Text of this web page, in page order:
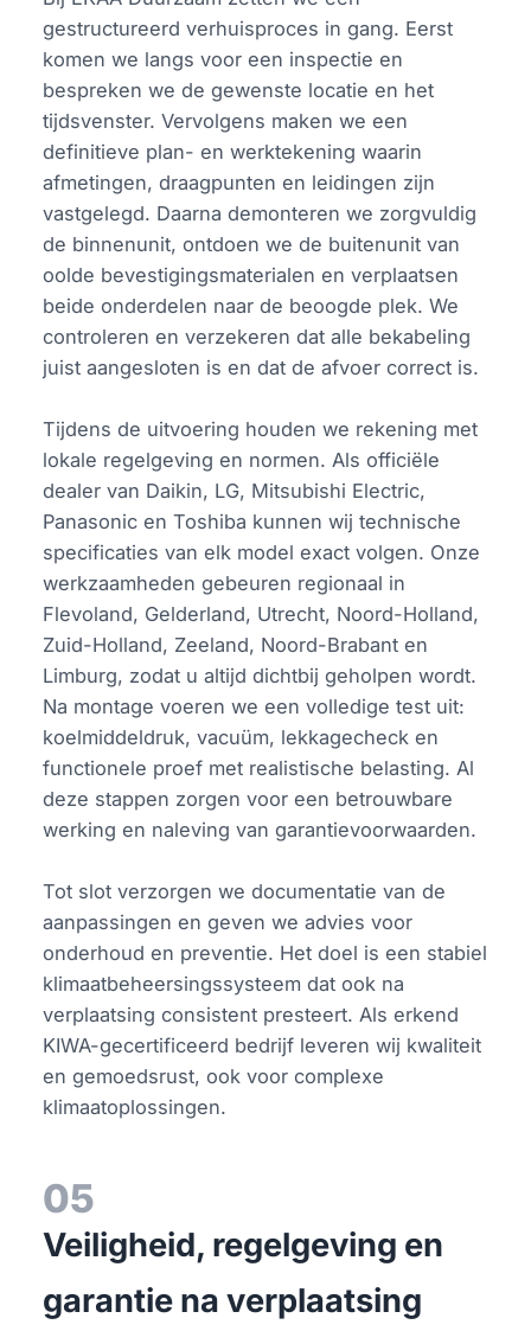
gestructureerd verhuisproces in gang. Eerst
komen we langs voor een inspectie en
bespreken we de gewenste locatie en het
tijdsvenster. Vervolgens maken we een
definitieve plan- en werktekening waarin
afmetingen, draagpunten en leidingen zijn
vastgelegd. Daarna demonteren we zorgvuldig
de binnenunit, ontdoen we de buitenunit van
oolde bevestigingsmaterialen en verplaatsen
beide onderdelen naar de beoogde plek. We
controleren en verzekeren dat alle bekabeling
juist aangesloten is en dat de afvoer correct is.
Tijdens de uitvoering houden we rekening met
lokale regelgeving en normen. Als officiële
dealer van Daikin, LG, Mitsubishi Electric,
Panasonic en Toshiba kunnen wij technische
specificaties van elk model exact volgen. Onze
werkzaamheden gebeuren regionaal in
Flevoland, Gelderland, Utrecht, Noord-Holland,
Zuid-Holland, Zeeland, Noord-Brabant en
Limburg, zodat u altijd dichtbij geholpen wordt.
Na montage voeren we een volledige test uit:
koelmiddeldruk, vacuüm, lekkagecheck en
functionele proef met realistische belasting. Al
deze stappen zorgen voor een betrouwbare
werking en naleving van garantievoorwaarden.
Tot slot verzorgen we documentatie van de
aanpassingen en geven we advies voor
onderhoud en preventie. Het doel is een stabiel
klimaatbeheersingssysteem dat ook na
verplaatsing consistent presteert. Als erkend
KIWA-gecertificeerd bedrijf leveren wij kwaliteit
en gemoedsrust, ook voor complexe
klimaatoplossingen.
05
Veiligheid, regelgeving en
garantie na verplaatsing